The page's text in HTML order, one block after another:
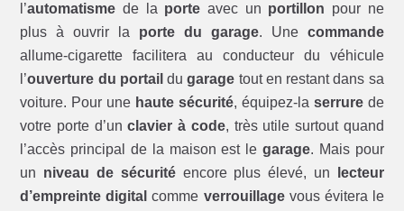
l’automatisme de la porte avec un portillon pour ne
plus à ouvrir la porte du garage. Une commande
allume-cigarette facilitera au conducteur du véhicule
l’ouverture du portail dugarage tout en restant dans sa
voiture. Pour une haute sécurité, équipez-la serrurede
votre porte d’unclavier à code, très utile surtout quand
l’accès principal de la maison est le garage. Mais pour
un niveau de sécuritéencore plus élevé, un
lecteur
d’empreinte digital comme verrouillagevous évitera le